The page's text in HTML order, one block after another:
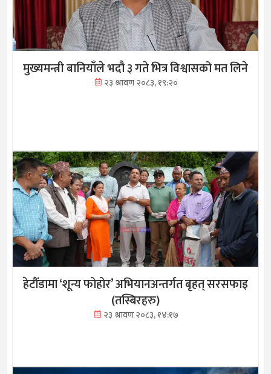
मुख्यमन्त्री बानियाँले भदौ ३ गते भित्र विश्वासको मत लिने
२३ श्रावण २०८३, १९:२०
हेटौँडामा ‘शून्य फोहोर’ अभियानअन्तर्गत बृहत् सरसफाइ
(तस्बिरहरु)
२३ श्रावण २०८३, १४:१७